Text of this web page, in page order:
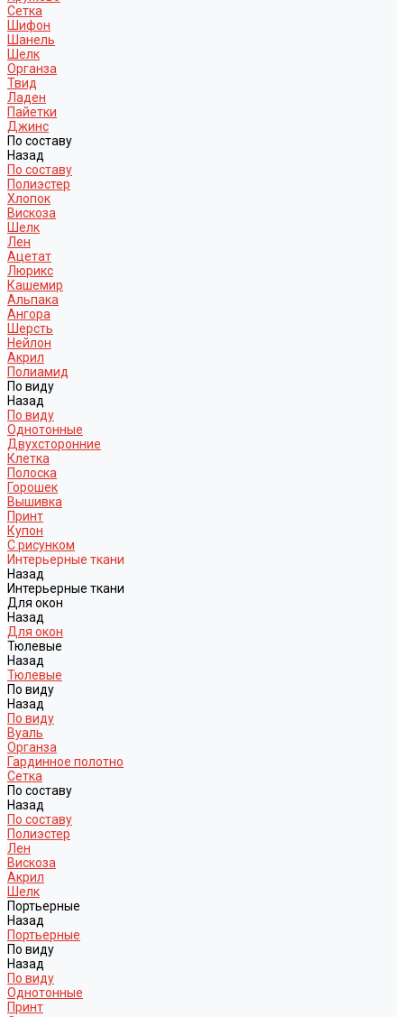
Сетка
Шифон
Шанель
Шелк
Органза
Твид
Ладен
Пайетки
Джинс
По составу
Назад
По составу
Полиэстер
Хлопок
Вискоза
Шелк
Лен
Ацетат
Люрикс
Кашемир
Альпака
Ангора
Шерсть
Нейлон
Акрил
Полиамид
По виду
Назад
По виду
Однотонные
Двухсторонние
Клетка
Полоска
Горошек
Вышивка
Принт
Купон
С рисунком
Интерьерные ткани
Назад
Интерьерные ткани
Для окон
Назад
Для окон
Тюлевые
Назад
Тюлевые
По виду
Назад
По виду
Вуаль
Органза
Гардинное полотно
Сетка
По составу
Назад
По составу
Полиэстер
Лен
Вискоза
Акрил
Шелк
Портьерные
Назад
Портьерные
По виду
Назад
По виду
Однотонные
Принт